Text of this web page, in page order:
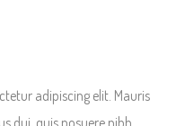
adipiscing elit. Mauris
dui, quis posuere nibh